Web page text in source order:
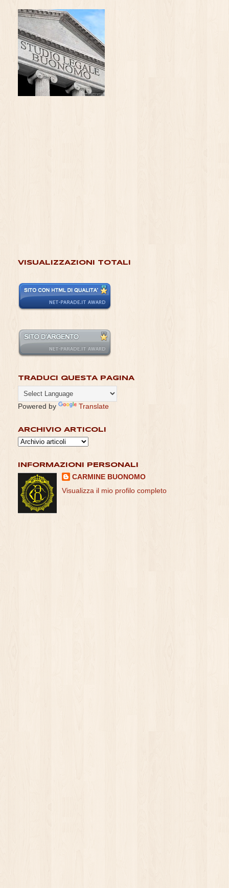
VISUALIZZAZIONI TOTALI
TRADUCI QUESTA PAGINA
Powered by Translate
ARCHIVIO ARTICOLI
INFORMAZIONI PERSONALI
CARMINE BUONOMO
Visualizza il mio profilo completo